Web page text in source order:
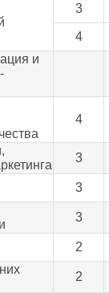
3
4
и
4
3
3
3
2
2